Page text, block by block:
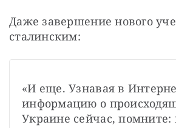
Даже завершение нового
сталинским:
«И еще. Узнавая в
информацию о
Украине сейчас, помните: